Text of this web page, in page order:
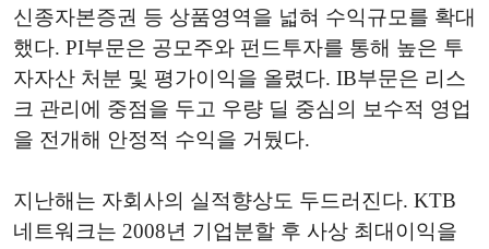
신종자본증권 등 상품영역을 넓혀 수익규모를 확대
했다. PI부문은 공모주와 펀드투자를 통해 높은 투
자자산 처분 및 평가이익을 올렸다. IB부문은 리스
크 관리에 중점을 두고 우량 딜 중심의 보수적 영업
을 전개해 안정적 수익을 거뒀다.
지난해는 자회사의 실적향상도 두드러진다. KTB
네트워크는 2008년 기업분할 후 사상 최대이익을